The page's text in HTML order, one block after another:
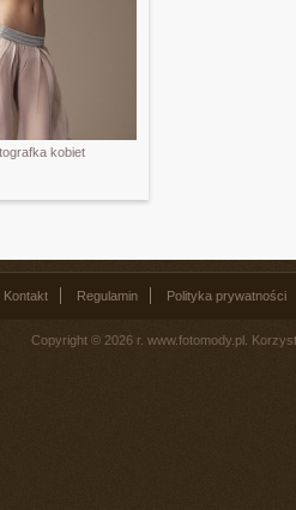
kobiet
Kontakt Regulamin Polityka prywatności
Copyright © 2026 r. www.fotomody.pl.